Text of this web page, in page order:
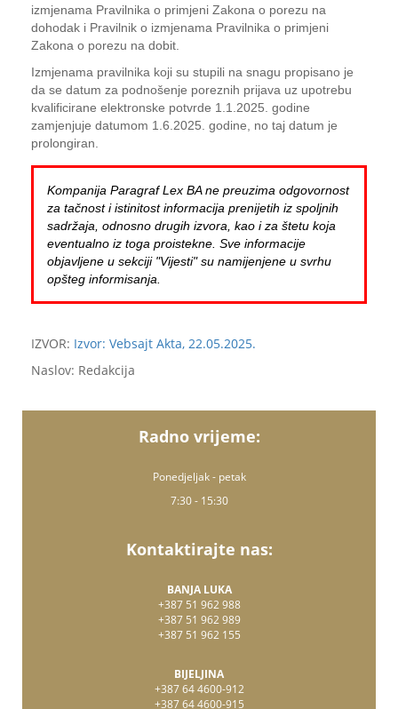
izmjenama Pravilnika o primjeni Zakona o porezu na
dohodak i Pravilnik o izmjenama Pravilnika o primjeni
Zakona o porezu na dobit.
Izmjenama pravilnika koji su stupili na snagu propisano je
da se datum za podnošenje poreznih prijava uz upotrebu
kvalificirane elektronske potvrde 1.1.2025. godine
zamjenjuje datumom 1.6.2025. godine, no taj datum je
prolongiran.
Kompanija Paragraf Lex BA ne preuzima odgovornost
za tačnost i istinitost informacija prenijetih iz spoljnih
sadržaja, odnosno drugih izvora, kao i za štetu koja
eventualno iz toga proistekne. Sve informacije
objavljene u sekciji "Vijesti" su namijenjene u svrhu
opšteg informisanja.
IZVOR: Izvor: Vebsajt Akta, 22.05.2025.
Naslov: Redakcija
Radno vrijeme:
Ponedjeljak - petak
7:30 - 15:30
Kontaktirajte nas:
BANJA LUKA
+387 51 962 988
+387 51 962 989
+387 51 962 155
BIJELJINA
+387 64 4600-912
+387 64 4600-915